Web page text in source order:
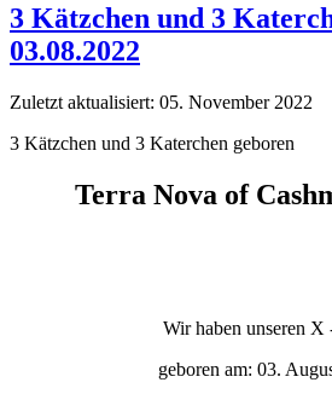
3 Kätzchen und 3
03.08.2022
Zuletzt aktualisiert: 05. November 2022
3 Kätzchen und 3 Katerchen geboren
Terra Nova of
Wir haben unseren X
geboren am: 03.